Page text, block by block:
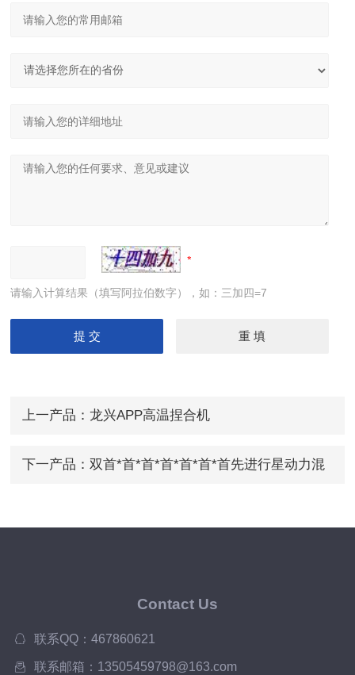
请输入计算结果（填写阿拉伯数字），如：三加四=7
上一产品： 龙兴APP高温捏合机
下一产品： 双首*首*首*首*首*首*首先进行星动力混
Contact Us
联系QQ：467860621
联系邮箱：13505459798@163.com